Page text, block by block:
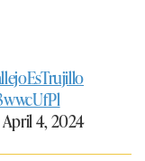
April 4, 2024